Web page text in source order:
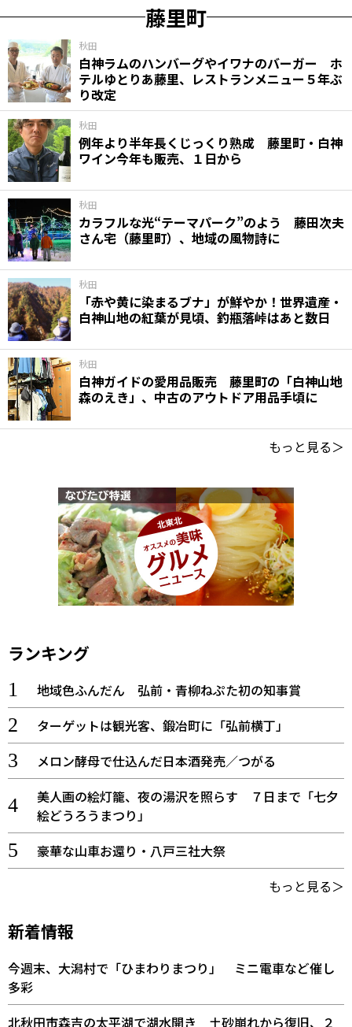
藤里町
秋田
白神ラムのハンバーグやイワナのバーガー ホ
テルゆとりあ藤里、レストランメニュー５年ぶ
り改定
秋田
例年より半年長くじっくり熟成 藤里町・白神
ワイン今年も販売、１日から
秋田
カラフルな光“テーマパーク”のよう 藤田次夫
さん宅（藤里町）、地域の風物詩に
秋田
「赤や黄に染まるブナ」が鮮やか！世界遺産・
白神山地の紅葉が見頃、釣瓶落峠はあと数日
秋田
白神ガイドの愛用品販売 藤里町の「白神山地
森のえき」、中古のアウトドア用品手頃に
もっと見る＞
ランキング
地域色ふんだん 弘前・青柳ねぷた初の知事賞
ターゲットは観光客、鍛冶町に「弘前横丁」
メロン酵母で仕込んだ日本酒発売／つがる
美人画の絵灯籠、夜の湯沢を照らす ７日まで「七夕
絵どうろうまつり」
豪華な山車お還り・八戸三社大祭
もっと見る＞
新着情報
今週末、大潟村で「ひまわりまつり」 ミニ電車など催し
多彩
北秋田市森吉の太平湖で湖水開き 土砂崩れから復旧、２